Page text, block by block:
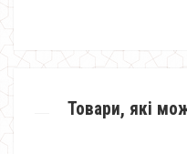
Товари, які